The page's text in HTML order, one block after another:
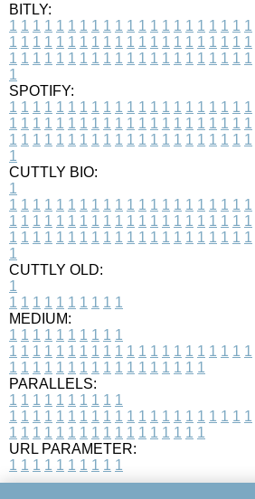
BITLY:
1 1 1 1 1 1 1 1 1 1 1 1 1 1 1 1 1 1 1 1 1
1 1 1 1 1 1 1 1 1 1 1 1 1 1 1 1 1 1 1 1 1
1 1 1 1 1 1 1 1 1 1 1 1 1 1 1 1 1 1 1 1 1
1
SPOTIFY:
1 1 1 1 1 1 1 1 1 1 1 1 1 1 1 1 1 1 1 1 1
1 1 1 1 1 1 1 1 1 1 1 1 1 1 1 1 1 1 1 1 1
1 1 1 1 1 1 1 1 1 1 1 1 1 1 1 1 1 1 1 1 1
1
CUTTLY BIO:
1
1 1 1 1 1 1 1 1 1 1 1 1 1 1 1 1 1 1 1 1 1
1 1 1 1 1 1 1 1 1 1 1 1 1 1 1 1 1 1 1 1 1
1 1 1 1 1 1 1 1 1 1 1 1 1 1 1 1 1 1 1 1 1
1
CUTTLY OLD:
1
1 1 1 1 1 1 1 1 1 1
MEDIUM:
1 1 1 1 1 1 1 1 1 1
1 1 1 1 1 1 1 1 1 1 1 1 1 1 1 1 1 1 1 1 1
1 1 1 1 1 1 1 1 1 1 1 1 1 1 1 1 1
PARALLELS:
1 1 1 1 1 1 1 1 1 1
1 1 1 1 1 1 1 1 1 1 1 1 1 1 1 1 1 1 1 1 1
1 1 1 1 1 1 1 1 1 1 1 1 1 1 1 1 1
URL PARAMETER:
1 1 1 1 1 1 1 1 1 1